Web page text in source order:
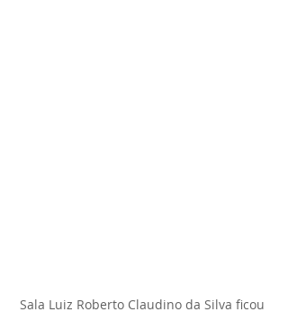
Sala Luiz Roberto Claudino da Silva ficou